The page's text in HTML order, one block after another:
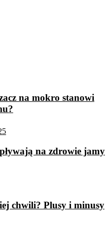
na mokro stanowi
na zdrowie jamy
chwili? Plusy i minusy